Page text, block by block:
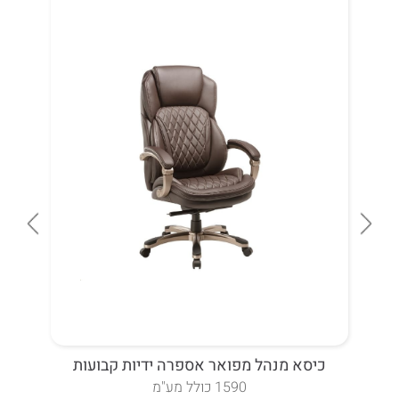
כיסא מנהל מפואר אספרה ידיות קבועות
1590 כולל מע"מ